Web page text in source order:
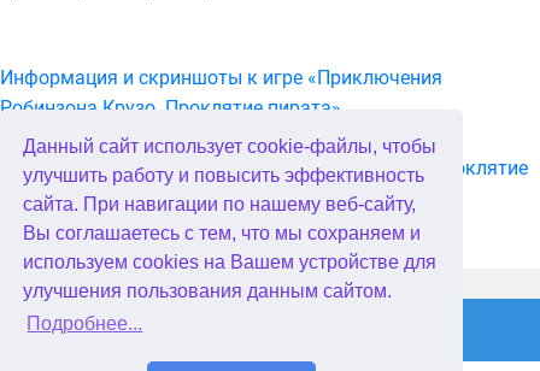
Данный сайт использует cookie-файлы, чтобы
улучшить работу и повысить эффективность
сайта. При навигации по нашему веб-сайту,
Вы соглашаетесь с тем, что мы сохраняем и
используем cookies на Вашем устройстве для
улучшения пользования данным сайтом.
Подробнее...
Информация и скриншоты к игре «Приключения
Робинзона Крузо. Проклятие пирата»
Скачать игру «Приключения Робинзона Крузо. Проклятие
пирата» бесплатно
WellGames.com QuData.com